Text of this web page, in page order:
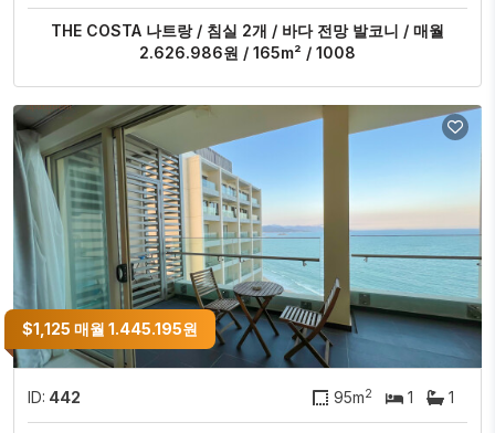
THE COSTA 나트랑 / 침실 2개 / 바다 전망 발코니 / 매월
2.626.986원 / 165m² / 1008
$1,125 매월 1.445.195원
ID: 442 95m2 1 1